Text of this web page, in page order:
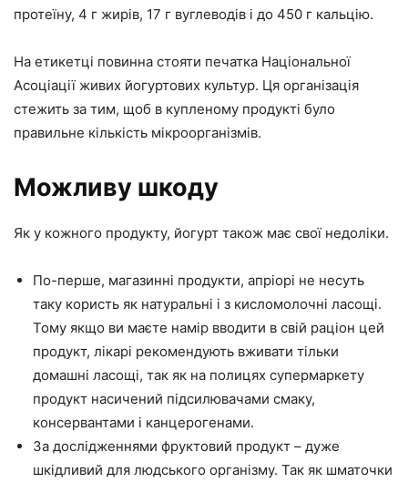
протеїну, 4 г жирів, 17 г вуглеводів і до 450 г кальцію.
На етикетці повинна стояти печатка Національної
Асоціації живих йогуртових культур. Ця організація
стежить за тим, щоб в купленому продукті було
правильне кількість мікроорганізмів.
Можливу шкоду
Як у кожного продукту, йогурт також має свої недоліки.
По-перше, магазинні продукти, апріорі не несуть
таку користь як натуральні і з кисломолочні ласощі.
Тому якщо ви маєте намір вводити в свій раціон цей
продукт, лікарі рекомендують вживати тільки
домашні ласощі, так як на полицях супермаркету
продукт насичений підсилювачами смаку,
консервантами і канцерогенами.
За дослідженнями фруктовий продукт – дуже
шкідливий для людського організму. Так як шматочки